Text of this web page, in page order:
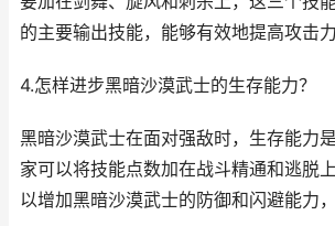
的主要输出技能，能够有效地提高攻击力
4.怎样进步黑暗沙漠武士的生存能力？
黑暗沙漠武士在面对强敌时，生存能力
家可以将技能点数加在战斗精通和逃脱
以增加黑暗沙漠武士的防御和闪避能力